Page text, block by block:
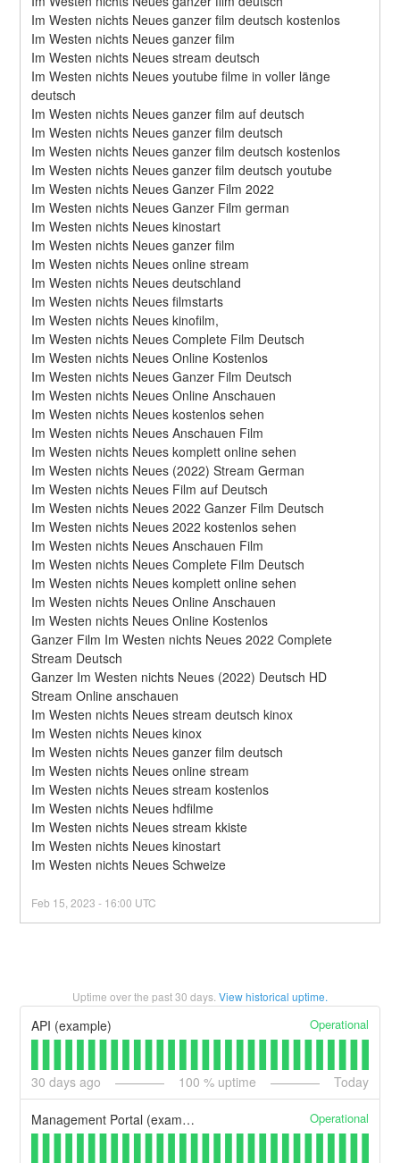
Im Westen nichts Neues ganzer film deutsch kostenlos
Im Westen nichts Neues ganzer film
Im Westen nichts Neues stream deutsch
Im Westen nichts Neues youtube filme in voller länge
deutsch
Im Westen nichts Neues ganzer film auf deutsch
Im Westen nichts Neues ganzer film deutsch
Im Westen nichts Neues ganzer film deutsch kostenlos
Im Westen nichts Neues ganzer film deutsch youtube
Im Westen nichts Neues Ganzer Film 2022
Im Westen nichts Neues Ganzer Film german
Im Westen nichts Neues kinostart
Im Westen nichts Neues ganzer film
Im Westen nichts Neues online stream
Im Westen nichts Neues deutschland
Im Westen nichts Neues filmstarts
Im Westen nichts Neues kinofilm,
Im Westen nichts Neues Complete Film Deutsch
Im Westen nichts Neues Online Kostenlos
Im Westen nichts Neues Ganzer Film Deutsch
Im Westen nichts Neues Online Anschauen
Im Westen nichts Neues kostenlos sehen
Im Westen nichts Neues Anschauen Film
Im Westen nichts Neues komplett online sehen
Im Westen nichts Neues (2022) Stream German
Im Westen nichts Neues Film auf Deutsch
Im Westen nichts Neues 2022 Ganzer Film Deutsch
Im Westen nichts Neues 2022 kostenlos sehen
Im Westen nichts Neues Anschauen Film
Im Westen nichts Neues Complete Film Deutsch
Im Westen nichts Neues komplett online sehen
Im Westen nichts Neues Online Anschauen
Im Westen nichts Neues Online Kostenlos
Ganzer Film Im Westen nichts Neues 2022 Complete
Stream Deutsch
Ganzer Im Westen nichts Neues (2022) Deutsch HD
Stream Online anschauen
Im Westen nichts Neues stream deutsch kinox
Im Westen nichts Neues kinox
Im Westen nichts Neues ganzer film deutsch
Im Westen nichts Neues online stream
Im Westen nichts Neues stream kostenlos
Im Westen nichts Neues hdfilme
Im Westen nichts Neues stream kkiste
Im Westen nichts Neues kinostart
Im Westen nichts Neues Schweize
Feb 15 ,2023 - 16:00 UTC
Uptime over the past30 days. View historical uptime.
API (example) Operational
30 days ago 100 % uptime Today
Management Portal (example) Operational